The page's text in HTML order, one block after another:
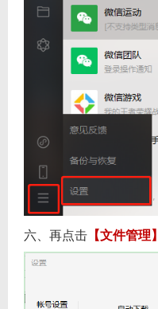
六、再点击 【文件管理】